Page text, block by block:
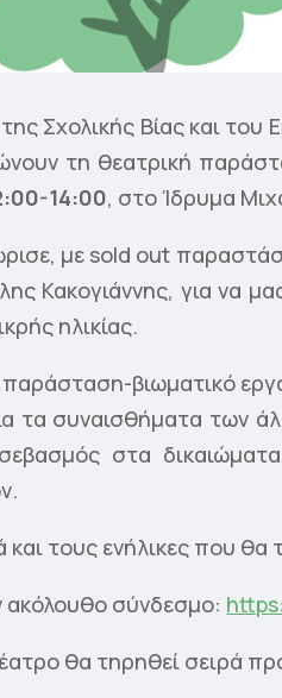
Σχολικής Βίας και του
τη θεατρική
14:00, στο Ίδρυμα
με sold out
Κακογιάννης, για να
ηλικίας.
βιωματικό
τα συναισθήματα των
στα
και τους ενήλικες που
σύνδεσμο:
θα τηρηθεί σειρά